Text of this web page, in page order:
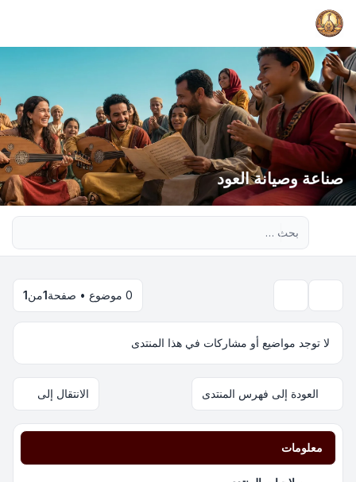
صناعة وصيانة العود
0 موضوع • صفحة 1من1
لا توجد مواضيع أو مشاركات في هذا المنتدى
العودة إلى فهرس المنتدى الانتقال إلى
معلومات